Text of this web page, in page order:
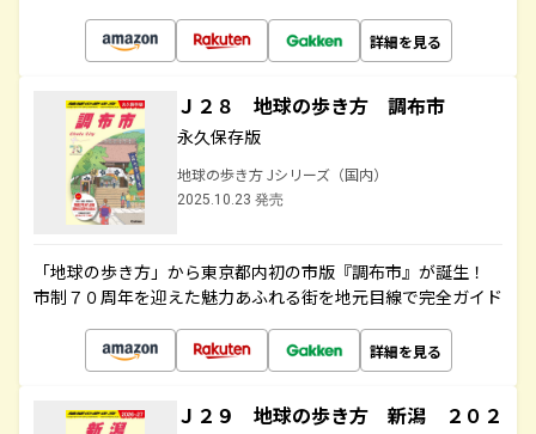
詳細を見る
Ｊ２８ 地球の歩き方 調布市
永久保存版
地球の歩き方 Jシリーズ（国内）
2025.10.23 発売
「地球の歩き方」から東京都内初の市版『調布市』が誕生！
市制７０周年を迎えた魅力あふれる街を地元目線で完全ガイド
詳細を見る
Ｊ２９ 地球の歩き方 新潟 ２０２